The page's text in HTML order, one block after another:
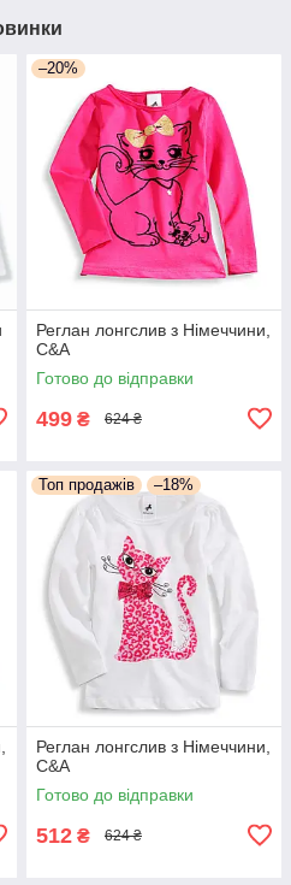
–20%
Реглан лонгслив з Німеччини,
C&A
Готово до відправки
499 ₴ 624 ₴
Топ продажів –18%
Реглан лонгслив з Німеччини,
C&A
Готово до відправки
512 ₴ 624 ₴